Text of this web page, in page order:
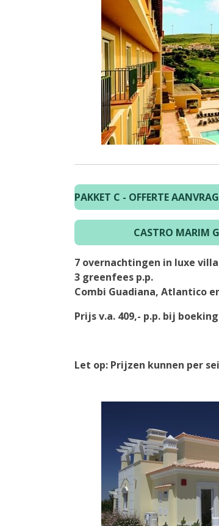
PAKKET C - OFFERTE
CASTRO MARIM
7 overnachtingen in luxe
3 greenfees p.p.
Combi Guadiana, Atlantico
Prijs v.a. 409,- p.p. bij
Let op: Prijzen kunnen per